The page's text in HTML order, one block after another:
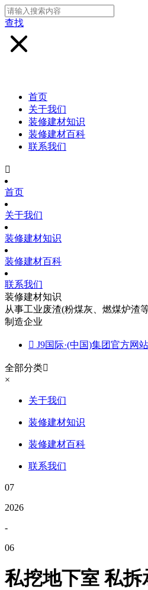
查找
首页
关于我们
装修建材知识
装修建材百科
联系我们

首页
关于我们
装修建材知识
装修建材百科
联系我们
装修建材知识
从事工业废渣(粉煤灰、燃煤炉渣
制造企业
 J9国际·(中国)集团官方网站
全部分类
×
关于我们
装修建材知识
装修建材百科
联系我们
07
2026
-
06
私挖地下室 私